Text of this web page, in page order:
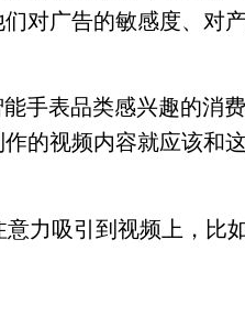
对广告的敏感度、对
手表品类感兴趣的消
的视频内容就应该和
力吸引到视频上，比